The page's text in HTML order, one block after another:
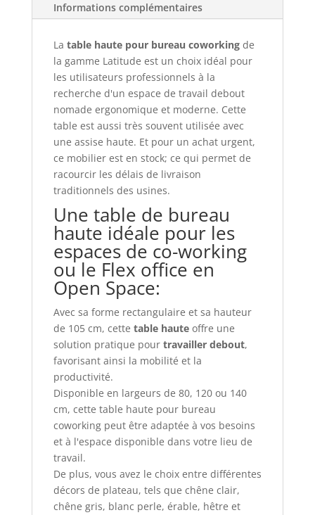
Informations complémentaires
La table haute pour bureau coworkingde
la gamme Latitude est un choix idéal pour
les utilisateurs professionnels à la
recherche d'un espace de travail debout
nomade ergonomique et moderne. Cette
table est aussi très souvent utilisée avec
une assise haute. Et pour un achat urgent,
ce mobilier est en stock; ce qui permet de
racourcir les délais de livraison
traditionnels des usines.
Une table de bureau
haute idéale pour les
espaces de co-working
ou le Flex office en
Open Space:
Avec sa forme rectangulaire et sa hauteur
de 105 cm, cette table hauteoffre une
solution pratique pour travailler debout,
favorisant ainsi la mobilité et la
productivité.
Disponible en largeurs de 80, 120 ou 140
cm, cette table haute pour bureau
coworking peut être adaptée à vos besoins
et à l'espace disponible dans votre lieu de
travail.
De plus, vous avez le choix entre différentes
décors de plateau, tels que chêne clair,
chêne gris, blanc perle, érable, hêtre et